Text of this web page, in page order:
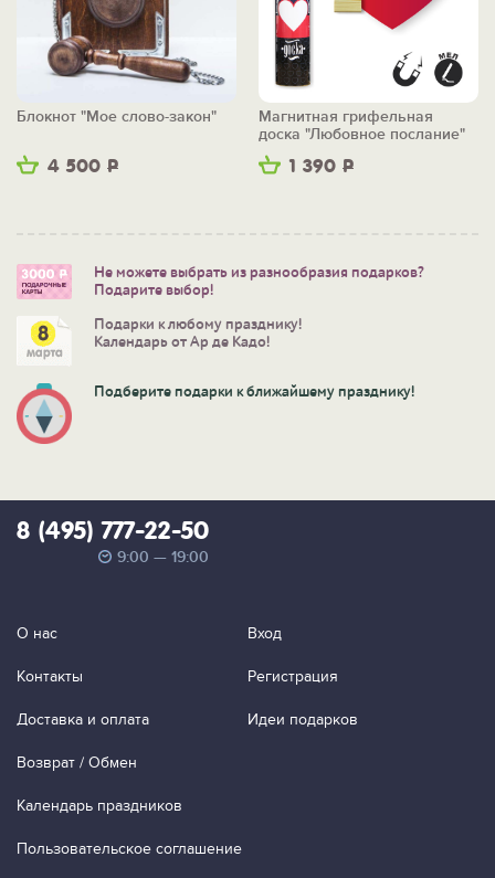
4 500 Р
Блокнот "Мое слово-закон"
1 390 Р
Магнитная грифельная
доска "Любовное послание"
Не можете выбрать из разнообразия подарков?
Подарите выбор!
Подарки к любому празднику!
Календарь от Ар де Кадо!
Подберите подарки к ближайшему празднику!
8 (495) 777-22-50
9:00 — 19:00
О нас
Контакты
Доставка и оплата
Возврат / Обмен
Календарь праздников
Пользовательское соглашение
Вход
Регистрация
Идеи подарков